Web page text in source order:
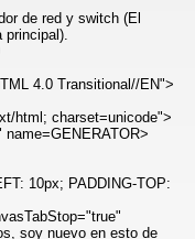
de red y switch (El
principal).
4.0 Transitional//EN">
html; charset=unicode">
10px; PADDING-TOP:
soy nuevo en esto de